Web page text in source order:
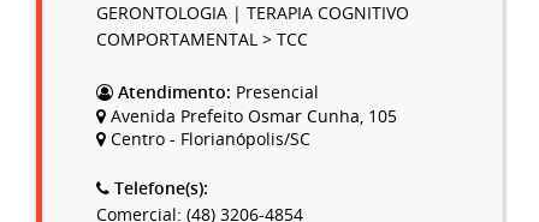
GERONTOLOGIA | TERAPIA COGNITIVO
COMPORTAMENTAL > TCC
Atendimento: Presencial
Avenida Prefeito Osmar Cunha, 105
Centro - Florianópolis/SC
Telefone(s):
Comercial: (48) 3206-4854